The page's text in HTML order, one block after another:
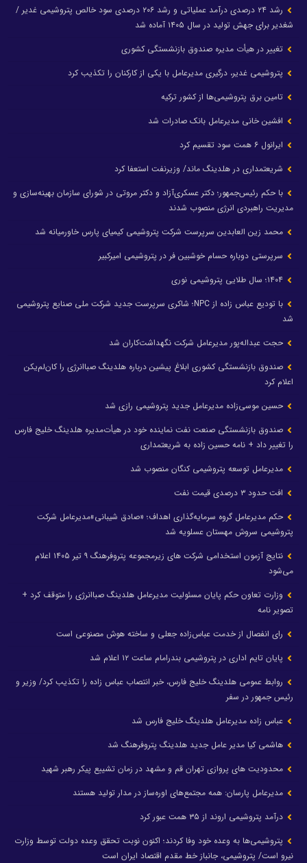
رشد ۲۴ درصدی درآمد عملیاتی و رشد ۲۰۶ درصدی سود خالص پتروشیمی غدیر /
شغدیر برای جهش تولید در سال ۱۴۰۵ آماده شد
تغییر در هیأت مدیره صندوق بازنشستگی کشوری
پتروشیمی غدیر، درگیری مدیرعامل با یکی از کارکنان را تکذیب کرد
تامین برق پتروشیمی‌ها از کشور ترکیه
افشین خانی مدیرعامل بانک صادرات شد
ایرانول ۶ همت سود تقسیم کرد
شریعتمداری در هلدینگ ماند/ وزیرنفت استعفا کرد
با حکم رئیس‌جمهور؛ دکتر عسکری‌آزاد و دکتر مروتی در شورای سازمان بهینه‌سازی و
مدیریت راهبردی انرژی منصوب شدند
محمد زین العابدین سرپرست شرکت پتروشیمی کیمیای پارس خاورمیانه شد
سرپرستی دوباره حسام خوشبین فر در پتروشیمی امیرکبیر
با تودیع عباس زاده از NPC؛ شاکری سرپرست جدید شرکت ملی صنایع پتروشیمی
شد
حجت عبداله‌پور مدیرعامل شرکت نگهداشت‌کاران شد
صندوق بازنشستگی کشوری ابلاغ پیشین درباره هلدینگ صباانرژی را کان‌لم‌یکن
اعلام کرد
حسین موسی‌زاده مدیرعامل جدید پتروشیمی رازی شد
صندوق بازنشستگی صنعت نفت نماینده خود در هیأت‌مدیره هلدینگ خلیج فارس
را تغییر داد + نامه حسین زاده به شریعتمداری
مدیرعامل توسعه پتروشیمی کنگان منصوب شد
افت حدود ۳ درصدی قیمت نفت
حکم مدیرعامل گروه سرمایه‌گذاری اهداف؛ «صادق شیبانی»مدیرعامل شرکت
پتروشیمی سروش مهستان عسلویه شد
نتایج آزمون استخدامی شرکت های زیرمجموعه پتروفرهنگ ۹ تیر ۱۴۰۵ اعلام
می‌شود
وزارت تعاون حکم پایان مسئولیت مدیرعامل هلدینگ صباانرژی را متوقف کرد +
تصویر نامه
رای انفصال از خدمت عباس‌زاده جعلی و ساخته هوش مصنوعی است
پایان تایم اداری در پتروشیمی بندرامام ساعت ۱۲ اعلام شد
روابط عمومی هلدینگ خلیج فارس، خبر انتصاب عباس زاده را تکذیب کرد/ وزیر و
رئیس جمهور در سفر
عباس زاده مدیرعامل هلدینگ خلیج فارس شد
هاشمی کیا مدیر عامل جدید هلدینگ پتروفرهنگ شد
محدودیت های پروازی تهران قم و مشهد در زمان تشییع پیکر رهبر شهید
مدیرعامل پارسان: همه مجتمع‌های اوره‌ساز در مدار تولید هستند
درآمد پتروشیمی اروند از ۳۵ همت عبور کرد
پتروشیمی‌ها به وعده خود وفا کردند؛ اکنون نوبت تحقق وعده دولت توسط وزارت
نیرو است/ پتروشیمی، جانباز خط مقدم اقتصاد ایران است